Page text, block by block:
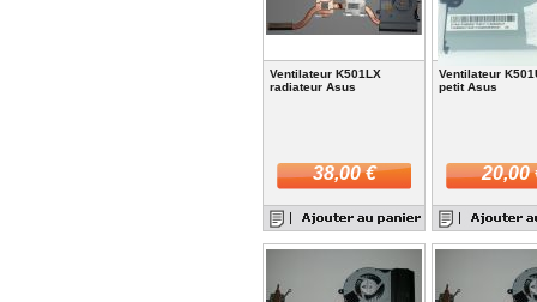
Ventilateur K501LX
radiateur Asus
38,00 €
Ventilateur
petit Asus
20,00